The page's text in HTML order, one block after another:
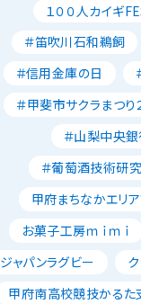
１００人カイギ
＃笛吹川石和鵜飼
＃信用金庫の日
＃甲斐市サクラまつり
＃山梨中央
＃葡萄酒技術研
甲府まちなかエリ
お菓子工房ｍｉｍｉ
ジャパンラグビー
甲府南高校競技かるた